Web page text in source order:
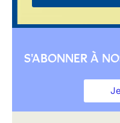
S'ABONNER À